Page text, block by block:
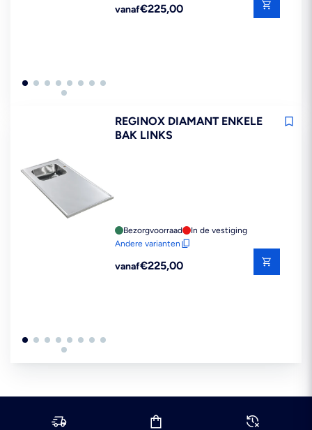
Reguliere
vanaf€225,00
REGINOX DIAMANT ENKELE
BAK LINKS
Bezorgvoorraad
In de vestiging
Andere varianten
Reguliere
vanaf€225,00